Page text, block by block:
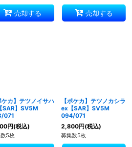
売却する 売却する
ケカ】テツノイサハ
SAR】SV5M
071
円(税込)
5枚
【ポケカ】テツノカシラ
ex【SAR】SV5M
094/071
2,800円(税込)
募集数5枚